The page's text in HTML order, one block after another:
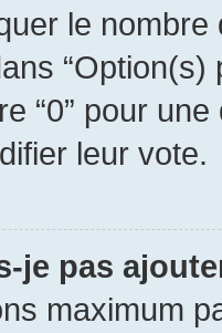
le
“Option(s)
“0” pour
leur vote.
je pas
maximum